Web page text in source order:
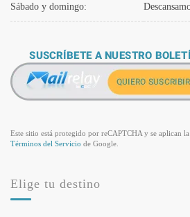
Sábado y domingo:
Este sitio está protegido por reCAPTCHA y se aplican la
Términos del Servicio de Google.
Elige tu destino